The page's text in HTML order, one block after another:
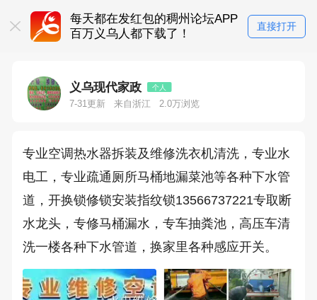
每天都在发红包的稠州论坛APP
百万义乌人都下载了！
直接打开
义乌现代家政 个人
7-31更新 来自浙江 2.0万浏览
专业空调热水器拆装及维修洗衣机清洗，专业水
电工，专业疏通厕所马桶地漏菜池等各种下水管
道，开换锁修锁安装指纹锁13566737221专取断
水龙头，专修马桶漏水，专车抽粪池，高压车清
洗一楼各种下水管道，换家里各种感应开关。